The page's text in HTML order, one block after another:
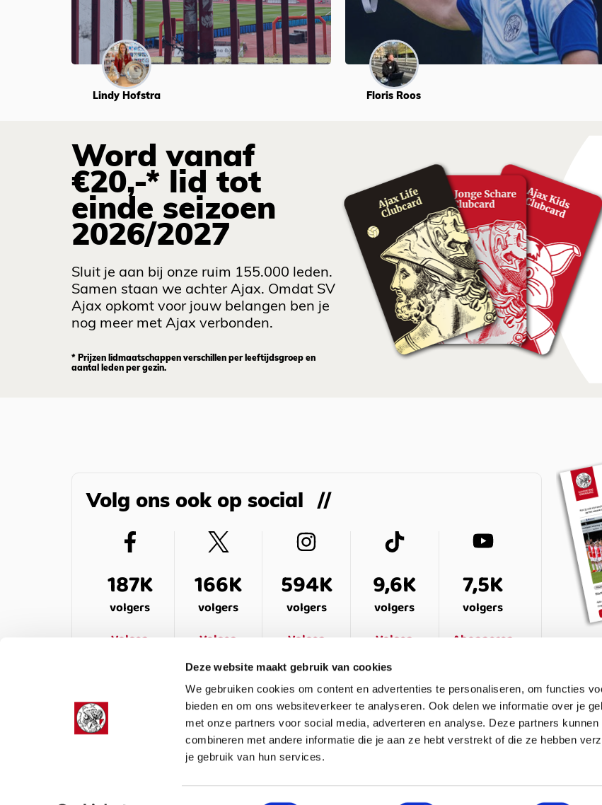
Deze website maakt gebruik van cookies
We gebruiken cookies om content en advertenties te personaliseren, om functies
bieden en om ons websiteverkeer te analyseren. Ook delen we informatie over je
met onze partners voor social media, adverteren en analyse. Deze partners kunnen
combineren met andere informatie die je aan ze hebt verstrekt of die ze hebben
je gebruik van hun services.
Lindy Hofstra Floris Roos
Word vanaf
€20,-* lid tot
einde seizoen
2026/2027
Sluit je aan bij onze ruim 155.000 leden.
Samen staan we achter Ajax. Omdat SV
Ajax opkomt voor jouw belangen ben je
nog meer met Ajax verbonden.
* Prijzen lidmaatschappen verschillen per leeftijdsgroep en
aantal leden per gezin.
Volg ons ook op social
187K
volgers
Volgen
166K
volgers
Volgen
594K
volgers
Volgen
9,6K
volgers
Volgen
7,5K
volgers
Abonneren
OVER ONS VEELGESTELDE VRAGEN